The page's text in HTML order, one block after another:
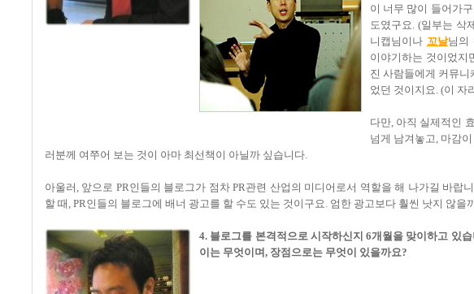
이 너무 많이 들어가
도였구요. (일부는 삭
니캡님이나 꼬날님의
이야기하는 것이었지
진 사람들에게 커뮤
었던 것이지요. (이 자
다만, 아직 실제적인
넘게 남겨놓고, 마감
러분께 여쭈어 보는 것이 아마 최선책이 아닐까 싶습니다.
아울러, 앞으로 PR인들의 블로그가 점차 PR관련 산업의 미디어로서 역할을 해 나가길 바랍
할 때, PR인들의 블로그에 배너 광고를 할 수도 있는 것이구요. 엄한 광고보다 훨씬 낫지 않을
4. 블로그를 본격적으로 시작하신지 6개월을 맞이하고 있
이는 무엇이며, 장점으로는 무엇이 있을까요?